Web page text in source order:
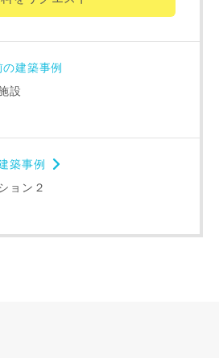
の建築事例
設
築事例
ョン２
料の送付が遅くなったり、送付でき
らかじめご了承ください。
閉じる